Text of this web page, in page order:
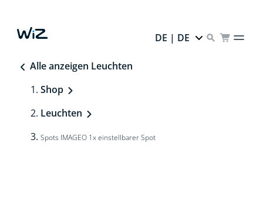
DE | DE
Alle anzeigen Leuchten
Shop
Leuchten
Spots IMAGEO 1x einstellbarer Spot